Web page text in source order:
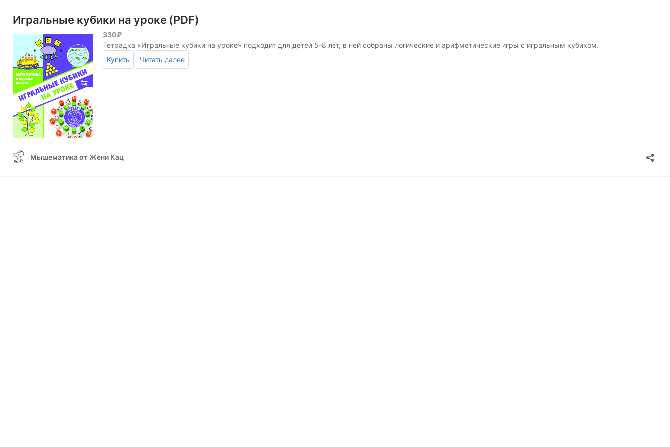
Игральные кубики на уроке (PDF)
330₽
Тетрадка «Игральные кубики на уроке» подходит для детей 5-8 лет, в ней собраны логические и арифметические игры с игральным кубиком.
Купить
Читать далее
Мышематика от Жени Кац